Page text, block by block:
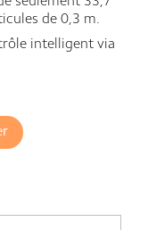
de 0,3 m.
intelligent via